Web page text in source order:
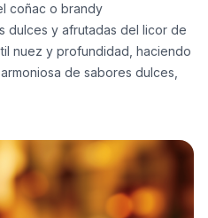
coñac o brandy
dulces y afrutadas del licor de
nuez y profundidad, haciendo
de sabores dulces,